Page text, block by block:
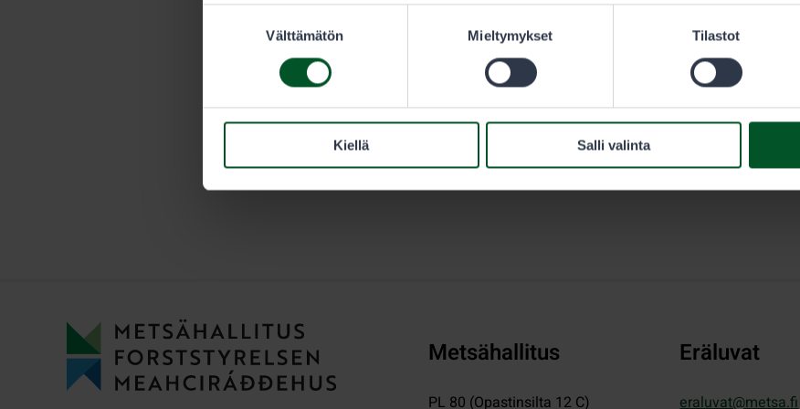
Välttämätön Mieltymykset Tilastot
Kiellä Salli valinta
Metsähallitus
PL 80 (Opastinsilta 12 C)
Eräluvat
eraluvat@metsa.fi